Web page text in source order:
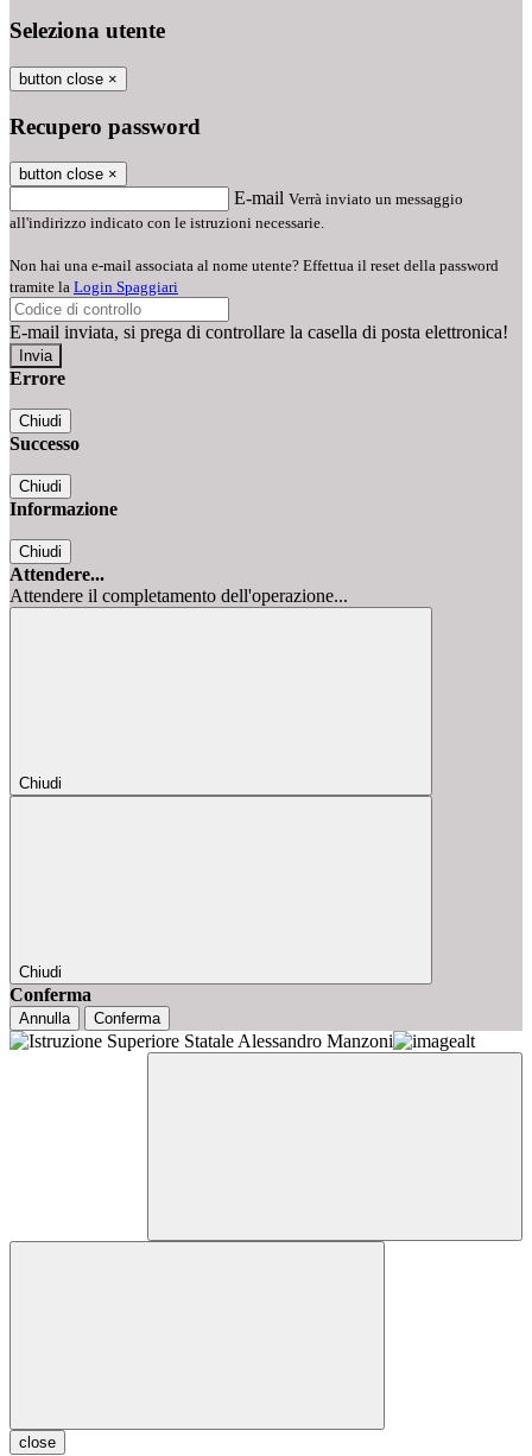
Seleziona utente
button close ×
Recupero password
button close ×
E-mail Verrà inviato un messaggio
all'indirizzo indicato con le istruzioni necessarie.
Non hai una e-mail associata al nome utente? Effettua il reset della password
tramite la Login Spaggiari
E-mail inviata, si prega di controllare la casella di posta elettronica!
Errore
Chiudi
Successo
Chiudi
Informazione
Chiudi
Attendere...
Attendere il completamento dell'operazione...
Chiudi
Chiudi
Conferma
Annulla Conferma
close